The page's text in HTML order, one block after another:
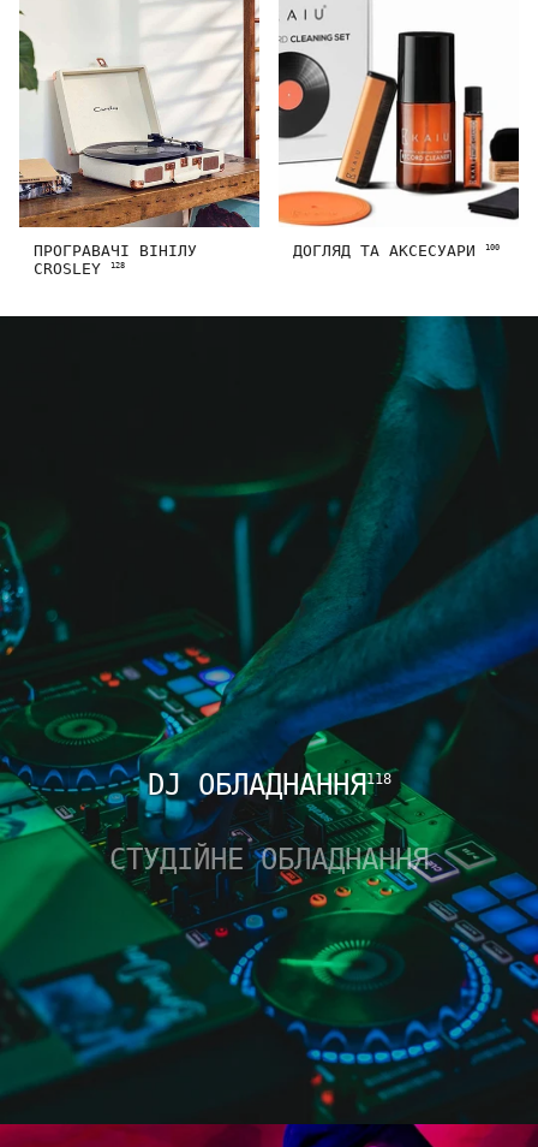
ПРОГРАВАЧІ ВІНІЛУ
CROSLEY
128
ДОГЛЯД ТА АКСЕСУАРИ 100
DJ ОБЛАДНАННЯ118
СТУДІЙНЕ ОБЛАДНАННЯ